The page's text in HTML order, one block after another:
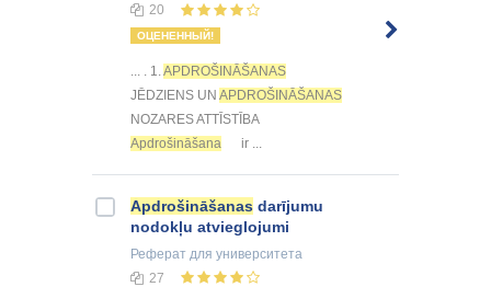
20
ОЦЕНЕННЫЙ!
... . 1. APDROŠINĀŠANAS
JĒDZIENS UN APDROŠINĀŠANAS
NOZARES ATTĪSTĪBA
Apdrošināšana
ir ...
Apdrošināšanas darījumu
nodokļu atvieglojumi
Реферат для университета
27